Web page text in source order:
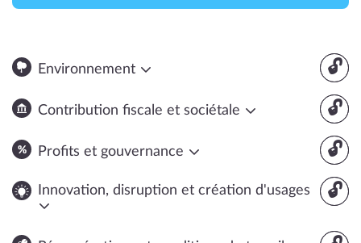
🔓
Environnement
🔓
Contribution fiscale et sociétale
🔓
Profits et gouvernance
🔓
Innovation, disruption et création d'usages